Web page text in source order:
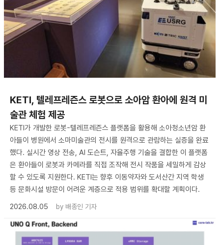
KETI, 텔레프레즌스 로봇으로 소아암 환아에 원격 미
술관 체험 제공
KETI가 개발한 로봇-텔레프레즌스 플랫폼을 활용해 소아청소년암 환
아들이 병원에서 소마미술관의 전시를 원격으로 관람하는 실증을 완료
했다. 실시간 영상 전송, AI 도슨트, 자율주행 기술을 결합한 이 플랫폼
은 환아들이 로봇과 카메라를 직접 조작해 전시 작품을 세밀하게 감상
할 수 있도록 지원한다. KETI는 향후 이동약자와 도서산간 지역 학생
등 문화시설 방문이 어려운 계층으로 적용 범위를 확대할 계획이다.
2026.08.05
by 배종인 기자